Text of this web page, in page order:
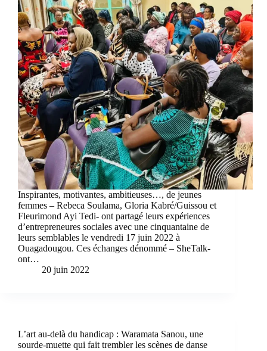
Inspirantes, motivantes, ambitieuses…, de jeunes
femmes – Rebeca Soulama, Gloria Kabré/Guissou et
Fleurimond Ayi Tedi- ont partagé leurs expériences
d’entrepreneures sociales avec une cinquantaine de
leurs semblables le vendredi 17 juin 2022 à
Ouagadougou. Ces échanges dénommé – SheTalk-
ont…
20 juin 2022
L’art au-delà du handicap : Waramata Sanou, une
sourde-muette qui fait trembler les scènes de danse